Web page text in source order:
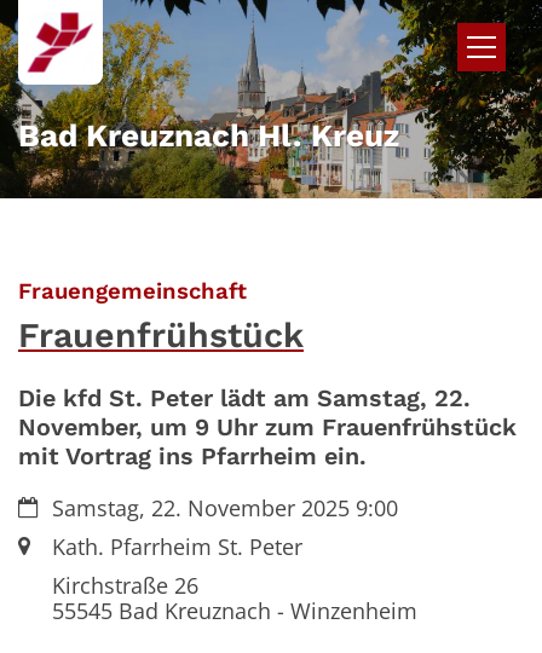
Zum Inhalt springen
Bad Kreuznach Hl. Kreuz
Frauengemeinschaft:
Frauenfrühstück
Die kfd St. Peter lädt am Samstag, 22.
November, um 9 Uhr zum Frauenfrühstück
mit Vortrag ins Pfarrheim ein.
Datum:Samstag, 22. November 2025 9:00
Ort:Kath. Pfarrheim St. Peter
Kirchstraße 26
55545Bad Kreuznach - Winzenheim